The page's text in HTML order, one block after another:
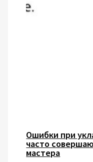
Ошибки при
часто
мастера